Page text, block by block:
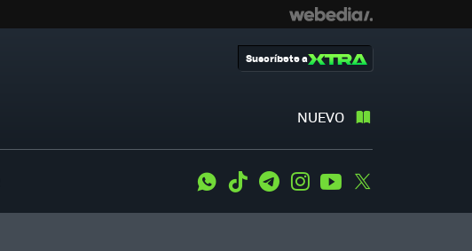
NUEVO
Suscríbete a
WhatsApp
Tiktok TelegramInstagramYoutube